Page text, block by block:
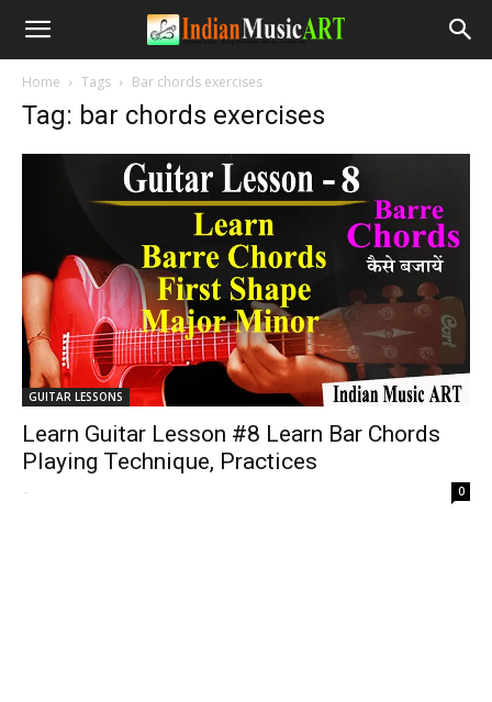
Home Tags Bar chords exercises
Tag: bar chords exercises
GUITAR LESSONS
Learn Guitar Lesson #8 Learn Bar Chords
Playing Technique, Practices
- 0